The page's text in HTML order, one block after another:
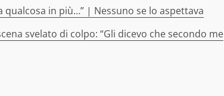
qualcosa in più…” | Nessuno se lo aspettava
svelato di colpo: “Gli dicevo che secondo me